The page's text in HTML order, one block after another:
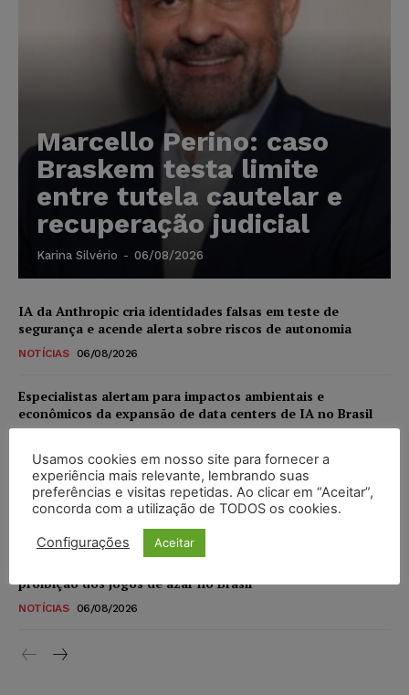
Marcello Perino: caso
Braskem testa limite
entre tutela cautelar e
recuperação judicial
Karina Silvério - 06/08/2026
IA da Anthropic cria identidades falsas em teste de
segurança e acende alerta sobre riscos de autonomia
NOTÍCIAS 06/08/2026
Especialistas alertam para impactos ambientais e
econômicos da expansão de data centers de IA no Brasil
TSE reforça que sistemas das urnas eletrônicas tornam-se
invioláveis após assinatura digital e lacração
proibição dos jogos de azar no Brasil
NOTÍCIAS 06/08/2026
Usamos cookies em nosso site para fornecer a
experiência mais relevante, lembrando suas
preferências e visitas repetidas. Ao clicar em “Aceitar”,
concorda com a utilização de TODOS os cookies.
Configurações Aceitar